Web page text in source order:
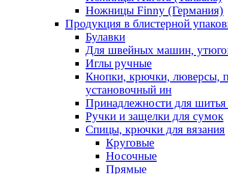
Ножницы Finny (Германия)
Продукция в блистерной
Булавки
Для швейных машин,
Иглы ручные
Кнопки, крючки, люверсы,
установочный ин
Принадлежности для шитья
Ручки и защелки для сумок
Спицы, крючки для вязания
Круговые
Носочные
Прямые